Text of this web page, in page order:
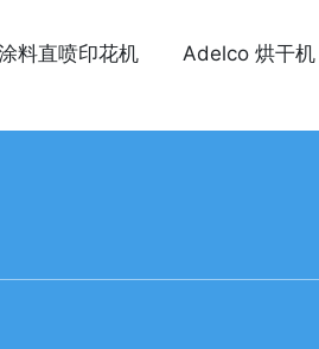
料直喷印花机 Adelco 烘干机